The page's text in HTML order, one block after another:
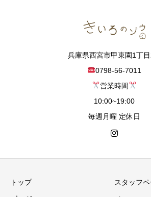
兵庫県西宮市甲東園1丁
0798-56-7011
営業時間
10:00~19:00
毎週月曜 定休日
トップ スタッフ